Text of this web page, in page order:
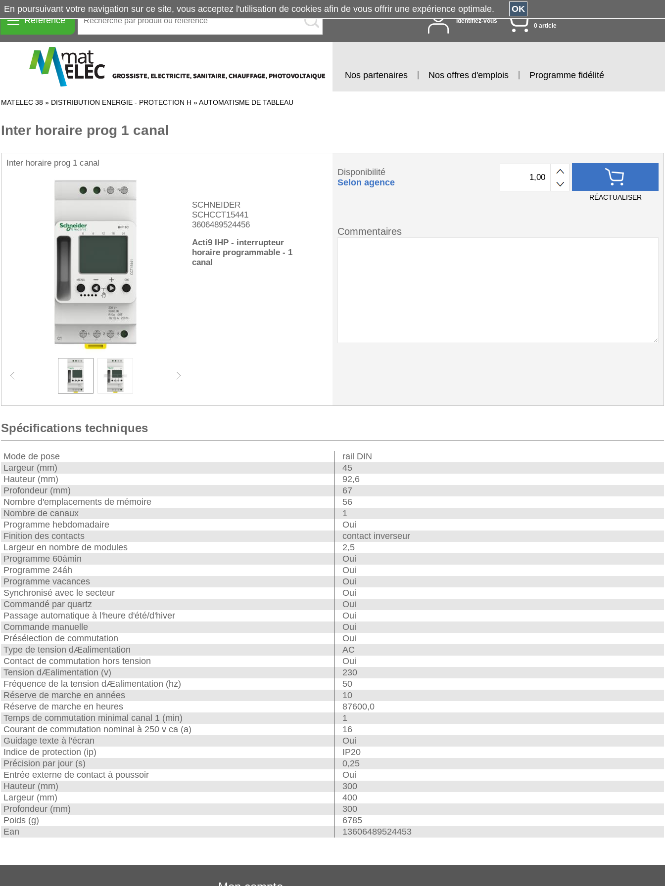
Référence Identifiez-vous
0 article
Nos partenaires Nos offres d'emplois Programme fidélité
MATELEC 38 » DISTRIBUTION ENERGIE - PROTECTION H »AUTOMATISME DE TABLEAU
Inter horaire prog 1 canal
Inter horaire prog 1 canal
SCHNEIDER
SCHCCT15441
3606489524456
Acti9 IHP - interrupteur
horaire programmable - 1
canal
Disponibilité
Selon agence
RÉACTUALISER
Commentaires
Spécifications techniques
Mode de pose
rail DIN
Largeur (mm)
45
Hauteur (mm)
92,6
Profondeur (mm)
67
Nombre d'emplacements de mémoire
56
Nombre de canaux
1
Programme hebdomadaire
Oui
Finition des contacts
contact inverseur
Largeur en nombre de modules
2,5
Programme 60ámin
Oui
Programme 24áh
Oui
Programme vacances
Oui
Synchronisé avec le secteur
Oui
Commandé par quartz
Oui
Passage automatique à l'heure d'été/d'hiver
Oui
Commande manuelle
Oui
Présélection de commutation
Oui
Type de tension dÆalimentation
AC
Contact de commutation hors tension
Oui
Tension dÆalimentation (v)
230
Fréquence de la tension dÆalimentation (hz)
50
Réserve de marche en années
10
Réserve de marche en heures
87600,0
Temps de commutation minimal canal 1 (min)
1
Courant de commutation nominal à 250 v ca (a)
16
Guidage texte à l'écran
Oui
Indice de protection (ip)
IP20
Précision par jour (s)
0,25
Entrée externe de contact à poussoir
Oui
Hauteur (mm)
300
Largeur (mm)
400
Profondeur (mm)
300
Poids (g)
6785
Ean
13606489524453
En poursuivant votre navigation sur ce site, vous acceptez l'utilisation de cookies afin de vous offrir une expérience optimale. OK